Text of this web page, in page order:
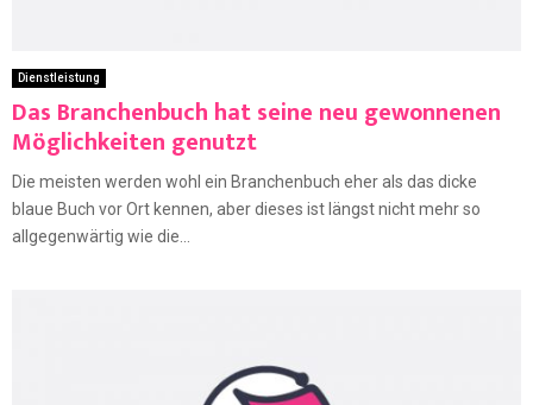
Dienstleistung
Das Branchenbuch hat seine neu gewonnenen
Möglichkeiten genutzt
Die meisten werden wohl ein Branchenbuch eher als das dicke
blaue Buch vor Ort kennen, aber dieses ist längst nicht mehr so
allgegenwärtig wie die...